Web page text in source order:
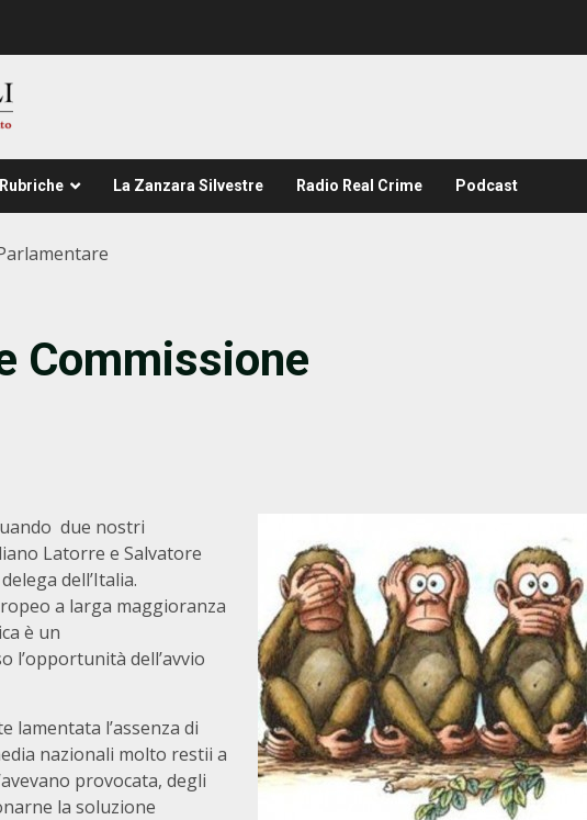
Rubriche La Zanzara Silvestre Radio Real Crime Podcast
Commissione
due nostri
Latorre e Salvatore
dell’Italia.
a larga maggioranza
è un
l’opportunità dell’avvio
lamentata l’assenza di
nazionali molto restii a
provocata, degli
la soluzione